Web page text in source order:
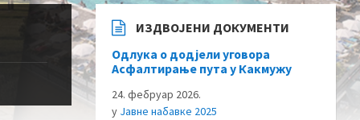
ИЗДВОЈЕНИ ДОКУМЕНТИ
Одлука о додјели уговора
Асфалтирање пута у Какмужу
24. фебруар 2026.
у Jавне набавке 2025